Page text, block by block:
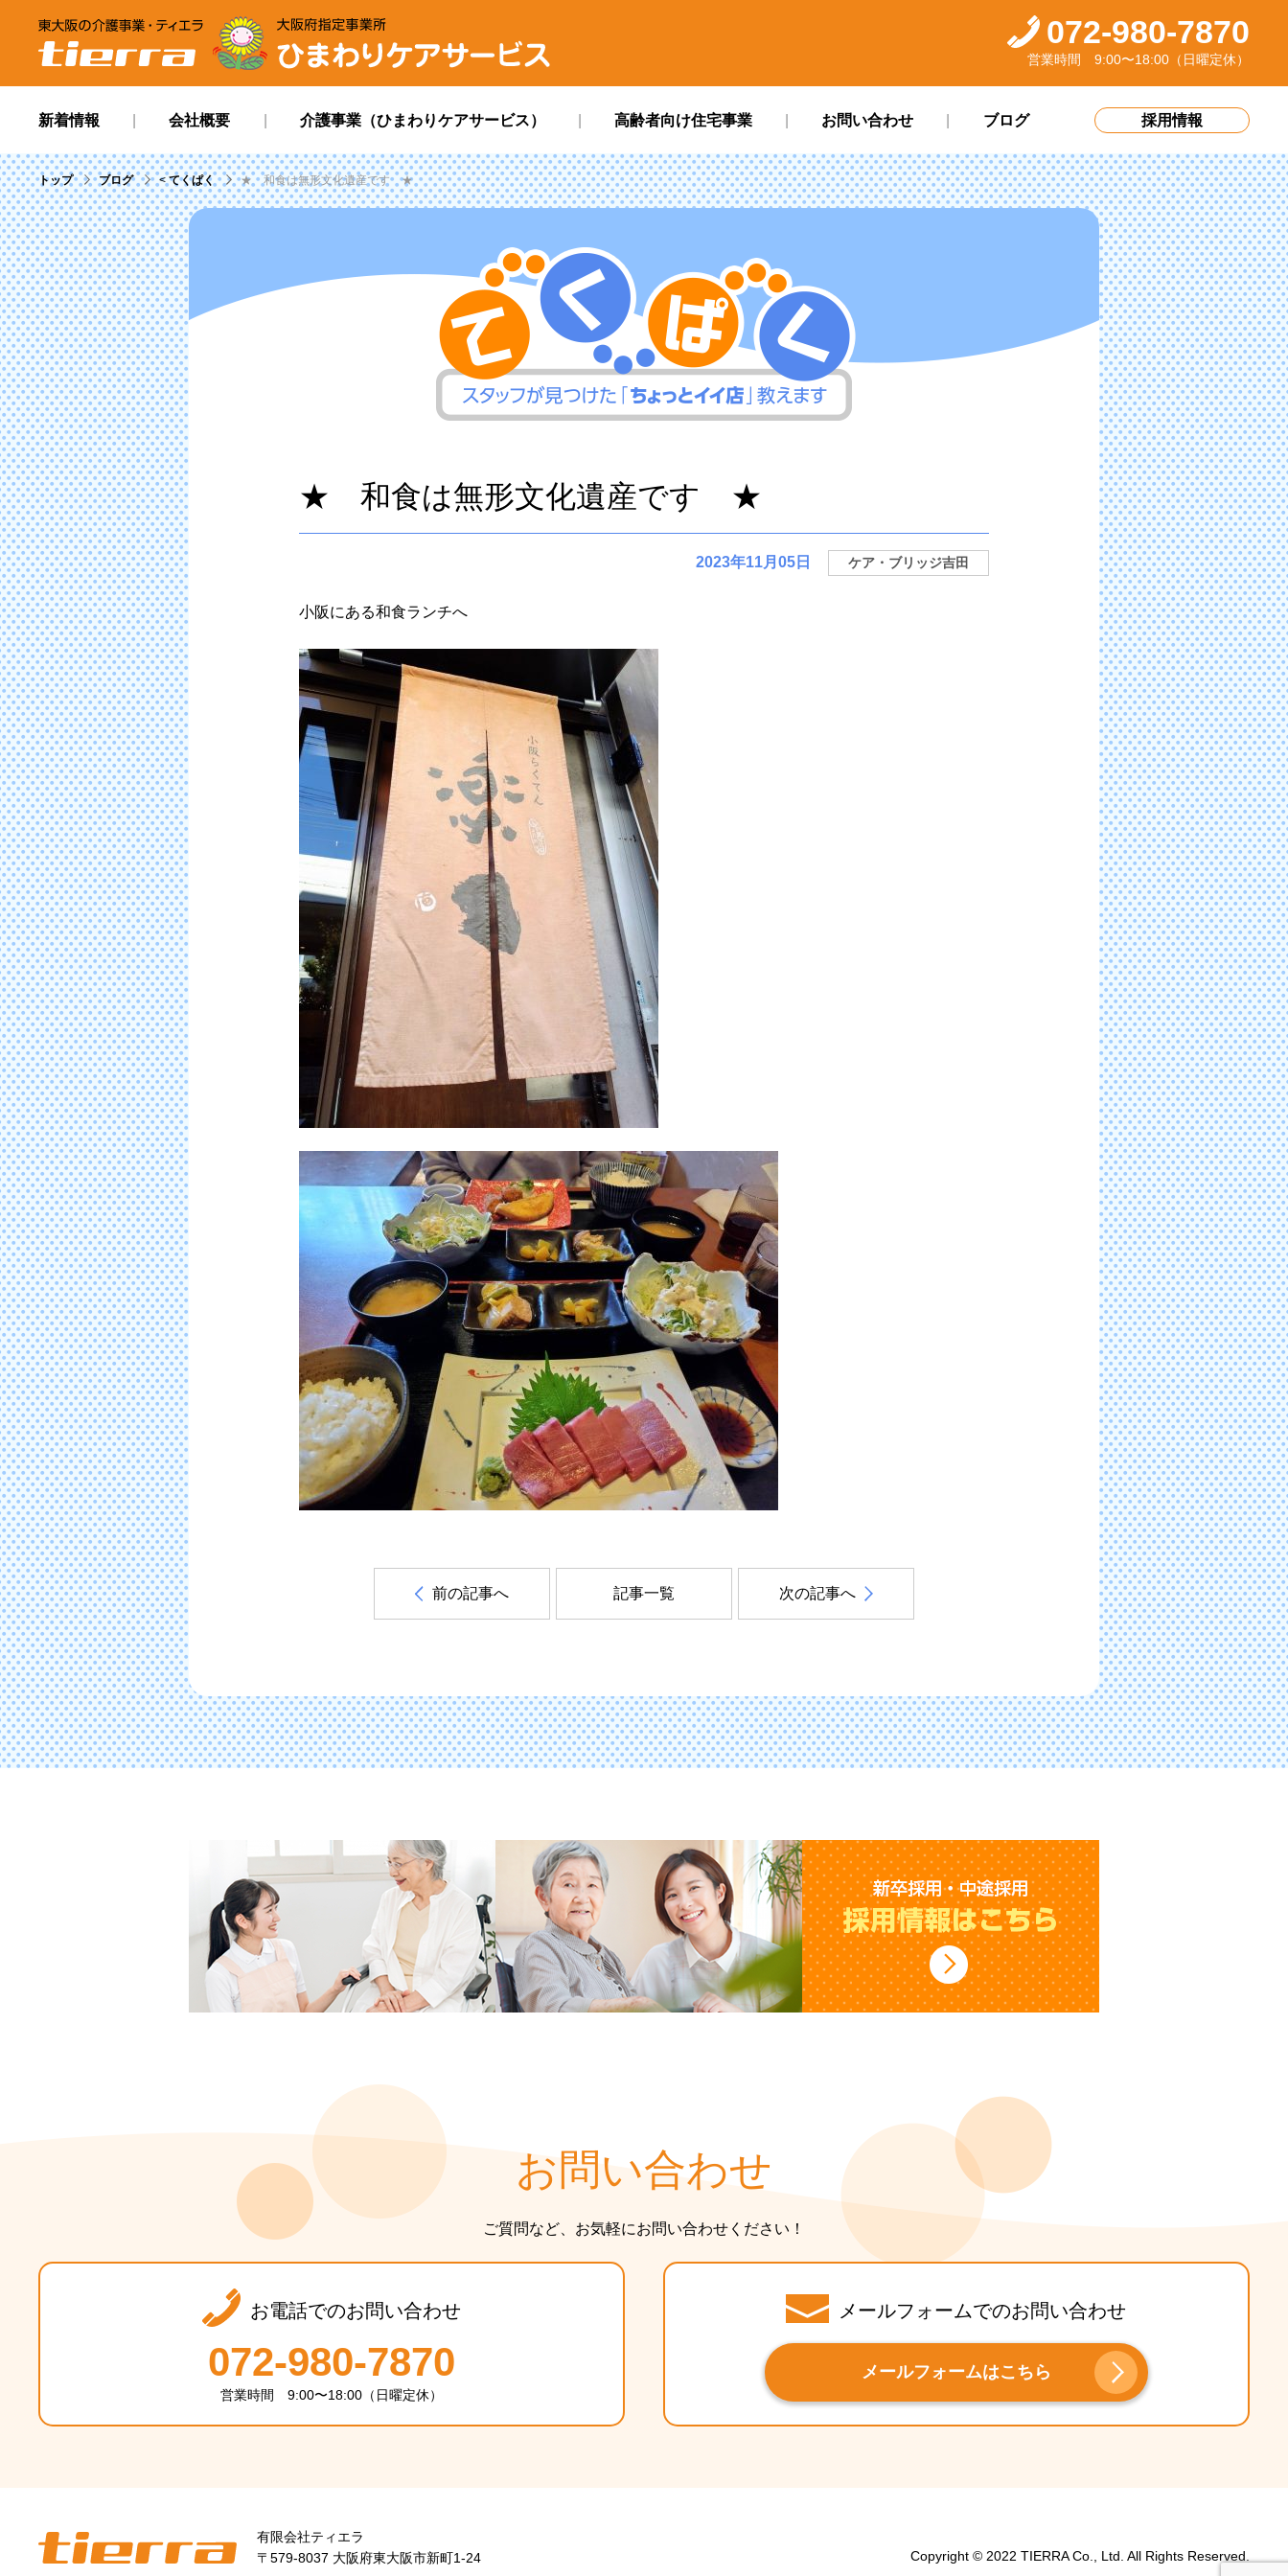
072-980-7870
営業時間 9:00〜18:00（日曜定休）
新着情報 会社概要 介護事業（ひまわりケアサービス） 高齢者向け住宅事業 お問い合わせ ブログ 採用情報
トップ ブログ <てくぱく ★ 和食は無形文化遺産です ★
★ 和食は無形文化遺産です ★
2023年11月05日 ケア・ブリッジ吉田
小阪にある和食ランチへ
前の記事へ 次の記事へ
記事一覧
お問い合わせ
ご質問など、お気軽にお問い合わせください！
お電話でのお問い合わせ
072-980-7870
営業時間 9:00〜18:00（日曜定休）
メールフォームでのお問い合わせ
メールフォームはこちら
有限会社ティエラ
〒579-8037 大阪府東大阪市新町1-24
Copyright © 2022 TIERRA Co., Ltd. All Rights Reserved.